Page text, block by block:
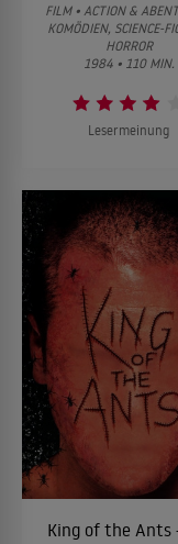
FILM • ACTION &
KOMÖDIEN, SCIENCE-
HORROR
1984 • 110 MIN.
Lesermeinung
King of the Ants